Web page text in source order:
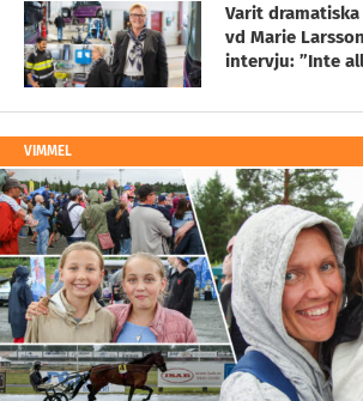
Varit
vd Marie
intervju: ”Inte
VIMMEL